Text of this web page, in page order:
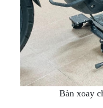
PHỤ
KIỆN
MOTOWOLF
KẸP
ĐIỆN
MÁY
Bàn xoay